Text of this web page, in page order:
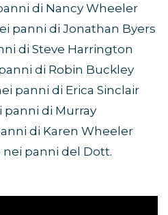
di Nancy Wheeler
panni di Jonathan Byers
di Steve Harrington
di Robin Buckley
panni di Erica Sinclair
di Murray
di Karen Wheeler
panni del Dott.